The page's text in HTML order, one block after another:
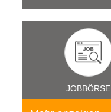
JOBBÖRSE